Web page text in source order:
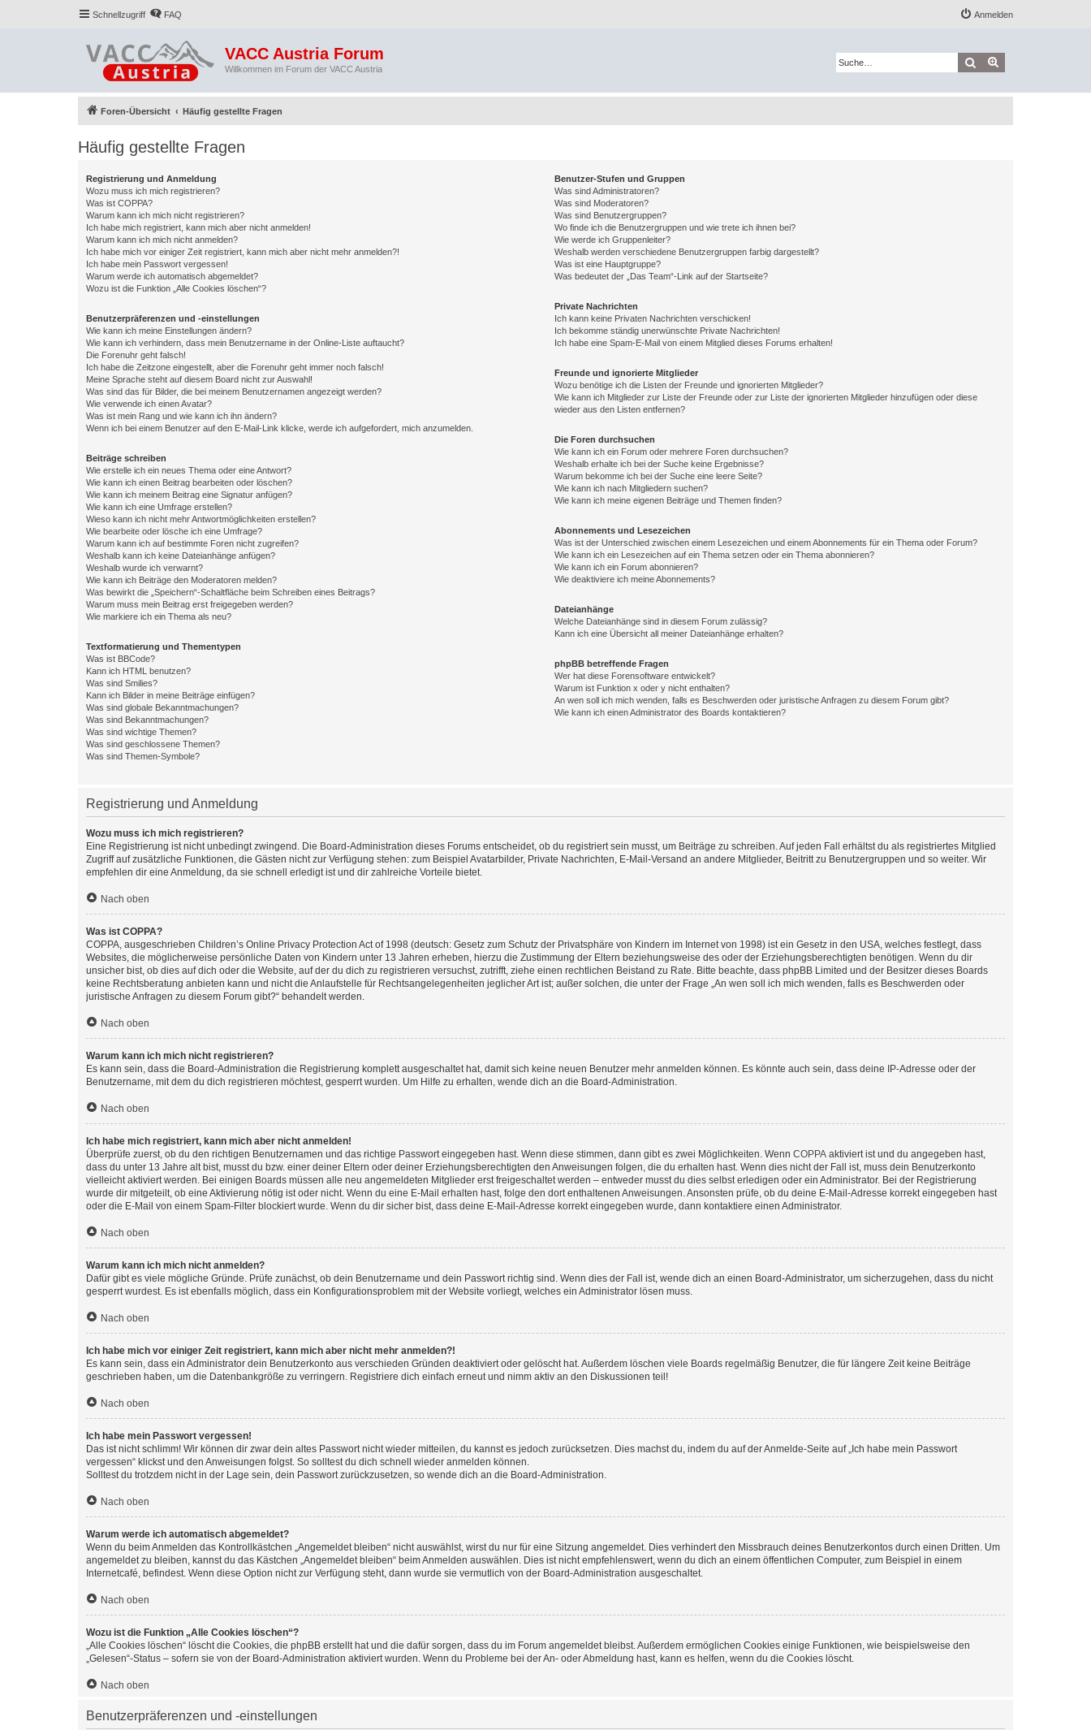
Schnellzugriff FAQ Anmelden
VACC Austria Forum
Willkommen im Forum der VACC Austria Suche
Foren-Übersicht Häufig gestellte Fragen
Häufig gestellte Fragen
Registrierung und Anmeldung
Wozu muss ich mich registrieren?
Was ist COPPA?
Warum kann ich mich nicht registrieren?
Ich habe mich registriert, kann mich aber nicht anmelden!
Warum kann ich mich nicht anmelden?
Ich habe mich vor einiger Zeit registriert, kann mich aber nicht mehr anmelden?!
Ich habe mein Passwort vergessen!
Warum werde ich automatisch abgemeldet?
Wozu ist die Funktion „Alle Cookies löschen“?
Benutzerpräferenzen und -einstellungen
Wie kann ich meine Einstellungen ändern?
Wie kann ich verhindern, dass mein Benutzername in der Online-Liste auftaucht?
Die Forenuhr geht falsch!
Ich habe die Zeitzone eingestellt, aber die Forenuhr geht immer noch falsch!
Meine Sprache steht auf diesem Board nicht zur Auswahl!
Was sind das für Bilder, die bei meinem Benutzernamen angezeigt werden?
Wie verwende ich einen Avatar?
Was ist mein Rang und wie kann ich ihn ändern?
Wenn ich bei einem Benutzer auf den E-Mail-Link klicke, werde ich aufgefordert, mich anzumelden.
Beiträge schreiben
Wie erstelle ich ein neues Thema oder eine Antwort?
Wie kann ich einen Beitrag bearbeiten oder löschen?
Wie kann ich meinem Beitrag eine Signatur anfügen?
Wie kann ich eine Umfrage erstellen?
Wieso kann ich nicht mehr Antwortmöglichkeiten erstellen?
Wie bearbeite oder lösche ich eine Umfrage?
Warum kann ich auf bestimmte Foren nicht zugreifen?
Weshalb kann ich keine Dateianhänge anfügen?
Weshalb wurde ich verwarnt?
Wie kann ich Beiträge den Moderatoren melden?
Was bewirkt die „Speichern“-Schaltfläche beim Schreiben eines Beitrags?
Warum muss mein Beitrag erst freigegeben werden?
Wie markiere ich ein Thema als neu?
Textformatierung und Thementypen
Was ist BBCode?
Kann ich HTML benutzen?
Was sind Smilies?
Kann ich Bilder in meine Beiträge einfügen?
Was sind globale Bekanntmachungen?
Was sind Bekanntmachungen?
Was sind wichtige Themen?
Was sind geschlossene Themen?
Was sind Themen-Symbole?
Benutzer-Stufen und Gruppen
Was sind Administratoren?
Was sind Moderatoren?
Was sind Benutzergruppen?
Wo finde ich die Benutzergruppen und wie trete ich ihnen bei?
Wie werde ich Gruppenleiter?
Weshalb werden verschiedene Benutzergruppen farbig dargestellt?
Was ist eine Hauptgruppe?
Was bedeutet der „Das Team“-Link auf der Startseite?
Private Nachrichten
Ich kann keine Privaten Nachrichten verschicken!
Ich bekomme ständig unerwünschte Private Nachrichten!
Ich habe eine Spam-E-Mail von einem Mitglied dieses Forums erhalten!
Freunde und ignorierte Mitglieder
Wozu benötige ich die Listen der Freunde und ignorierten Mitglieder?
Wie kann ich Mitglieder zur Liste der Freunde oder zur Liste der ignorierten Mitglieder hinzufügen oder diese
wieder aus den Listen entfernen?
Die Foren durchsuchen
Wie kann ich ein Forum oder mehrere Foren durchsuchen?
Weshalb erhalte ich bei der Suche keine Ergebnisse?
Warum bekomme ich bei der Suche eine leere Seite?
Wie kann ich nach Mitgliedern suchen?
Wie kann ich meine eigenen Beiträge und Themen finden?
Abonnements und Lesezeichen
Was ist der Unterschied zwischen einem Lesezeichen und einem Abonnements für ein Thema oder Forum?
Wie kann ich ein Lesezeichen auf ein Thema setzen oder ein Thema abonnieren?
Wie kann ich ein Forum abonnieren?
Wie deaktiviere ich meine Abonnements?
Dateianhänge
Welche Dateianhänge sind in diesem Forum zulässig?
Kann ich eine Übersicht all meiner Dateianhänge erhalten?
phpBB betreffende Fragen
Wer hat diese Forensoftware entwickelt?
Warum ist Funktion x oder y nicht enthalten?
An wen soll ich mich wenden, falls es Beschwerden oder juristische Anfragen zu diesem Forum gibt?
Wie kann ich einen Administrator des Boards kontaktieren?
Registrierung und Anmeldung
Wozu muss ich mich registrieren?
Eine Registrierung ist nicht unbedingt zwingend. Die Board-Administration dieses Forums entscheidet, ob du registriert sein musst, um Beiträge zu schreiben. Auf jeden Fall erhältst du als registriertes Mitglied
Zugriff auf zusätzliche Funktionen, die Gästen nicht zur Verfügung stehen: zum Beispiel Avatarbilder, Private Nachrichten, E-Mail-Versand an andere Mitglieder, Beitritt zu Benutzergruppen und so weiter. Wir
empfehlen dir eine Anmeldung, da sie schnell erledigt ist und dir zahlreiche Vorteile bietet.
Nach oben
Was ist COPPA?
COPPA, ausgeschrieben Children’s Online Privacy Protection Act of 1998 (deutsch: Gesetz zum Schutz der Privatsphäre von Kindern im Internet von 1998) ist ein Gesetz in den USA, welches festlegt, dass
Websites, die möglicherweise persönliche Daten von Kindern unter 13 Jahren erheben, hierzu die Zustimmung der Eltern beziehungsweise des oder der Erziehungsberechtigten benötigen. Wenn du dir
unsicher bist, ob dies auf dich oder die Website, auf der du dich zu registrieren versuchst, zutrifft, ziehe einen rechtlichen Beistand zu Rate. Bitte beachte, dass phpBB Limited und der Besitzer dieses Boards
keine Rechtsberatung anbieten kann und nicht die Anlaufstelle für Rechtsangelegenheiten jeglicher Art ist; außer solchen, die unter der Frage „An wen soll ich mich wenden, falls es Beschwerden oder
juristische Anfragen zu diesem Forum gibt?“ behandelt werden.
Nach oben
Warum kann ich mich nicht registrieren?
Es kann sein, dass die Board-Administration die Registrierung komplett ausgeschaltet hat, damit sich keine neuen Benutzer mehr anmelden können. Es könnte auch sein, dass deine IP-Adresse oder der
Benutzername, mit dem du dich registrieren möchtest, gesperrt wurden. Um Hilfe zu erhalten, wende dich an die Board-Administration.
Nach oben
Ich habe mich registriert, kann mich aber nicht anmelden!
Überprüfe zuerst, ob du den richtigen Benutzernamen und das richtige Passwort eingegeben hast. Wenn diese stimmen, dann gibt es zwei Möglichkeiten. Wenn COPPA aktiviert ist und du angegeben hast,
dass du unter 13 Jahre alt bist, musst du bzw. einer deiner Eltern oder deiner Erziehungsberechtigten den Anweisungen folgen, die du erhalten hast. Wenn dies nicht der Fall ist, muss dein Benutzerkonto
vielleicht aktiviert werden. Bei einigen Boards müssen alle neu angemeldeten Mitglieder erst freigeschaltet werden – entweder musst du dies selbst erledigen oder ein Administrator. Bei der Registrierung
wurde dir mitgeteilt, ob eine Aktivierung nötig ist oder nicht. Wenn du eine E-Mail erhalten hast, folge den dort enthaltenen Anweisungen. Ansonsten prüfe, ob du deine E-Mail-Adresse korrekt eingegeben hast
oder die E-Mail von einem Spam-Filter blockiert wurde. Wenn du dir sicher bist, dass deine E-Mail-Adresse korrekt eingegeben wurde, dann kontaktiere einen Administrator.
Nach oben
Warum kann ich mich nicht anmelden?
Dafür gibt es viele mögliche Gründe. Prüfe zunächst, ob dein Benutzername und dein Passwort richtig sind. Wenn dies der Fall ist, wende dich an einen Board-Administrator, um sicherzugehen, dass du nicht
gesperrt wurdest. Es ist ebenfalls möglich, dass ein Konfigurationsproblem mit der Website vorliegt, welches ein Administrator lösen muss.
Nach oben
Ich habe mich vor einiger Zeit registriert, kann mich aber nicht mehr anmelden?!
Es kann sein, dass ein Administrator dein Benutzerkonto aus verschieden Gründen deaktiviert oder gelöscht hat. Außerdem löschen viele Boards regelmäßig Benutzer, die für längere Zeit keine Beiträge
geschrieben haben, um die Datenbankgröße zu verringern. Registriere dich einfach erneut und nimm aktiv an den Diskussionen teil!
Nach oben
Ich habe mein Passwort vergessen!
Das ist nicht schlimm! Wir können dir zwar dein altes Passwort nicht wieder mitteilen, du kannst es jedoch zurücksetzen. Dies machst du, indem du auf der Anmelde-Seite auf „Ich habe mein Passwort
vergessen“ klickst und den Anweisungen folgst. So solltest du dich schnell wieder anmelden können.
Solltest du trotzdem nicht in der Lage sein, dein Passwort zurückzusetzen, so wende dich an die Board-Administration.
Nach oben
Warum werde ich automatisch abgemeldet?
Wenn du beim Anmelden das Kontrollkästchen „Angemeldet bleiben“ nicht auswählst, wirst du nur für eine Sitzung angemeldet. Dies verhindert den Missbrauch deines Benutzerkontos durch einen Dritten. Um
angemeldet zu bleiben, kannst du das Kästchen „Angemeldet bleiben“ beim Anmelden auswählen. Dies ist nicht empfehlenswert, wenn du dich an einem öffentlichen Computer, zum Beispiel in einem
Internetcafé, befindest. Wenn diese Option nicht zur Verfügung steht, dann wurde sie vermutlich von der Board-Administration ausgeschaltet.
Nach oben
Wozu ist die Funktion „Alle Cookies löschen“?
„Alle Cookies löschen“ löscht die Cookies, die phpBB erstellt hat und die dafür sorgen, dass du im Forum angemeldet bleibst. Außerdem ermöglichen Cookies einige Funktionen, wie beispielsweise den
„Gelesen“-Status – sofern sie von der Board-Administration aktiviert wurden. Wenn du Probleme bei der An- oder Abmeldung hast, kann es helfen, wenn du die Cookies löscht.
Nach oben
Benutzerpräferenzen und -einstellungen